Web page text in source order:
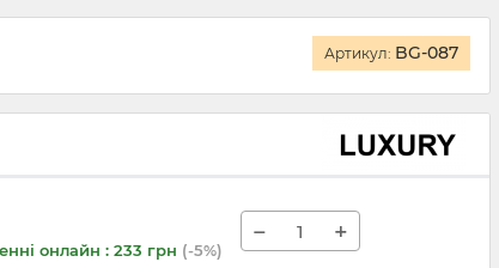
Артикул: BG-087
онлайн : 233 грн (-5%)
− +